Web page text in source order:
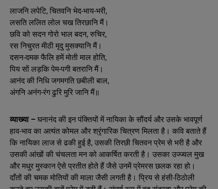
लाजनि लपेटि, चितवनि भेद-भाय-भरी,
लसति ललित लोल चख तिरछानि मैं।
छवि को सदन गोरो भाल बदन, रुचिर,
रस निचुरत मीठी मृदु मुसक्यानि मैं।
दसन-दमक फैलि हमें मोती माल होति,
पिय सों लड़कि पेम-पगी बतरानि मैं।
आनंद की निधि जगमगति छबीली बाल,
अंगनि अनंग-रंग ढुरि मुरि जानि मैं॥
व्याख्या – घनानंद की इन पंक्तियों में नायिका के सौंदर्य और उसके भावपूर्ण
हाव-भाव का अत्यंत कोमल और श्रृंगारिक चित्रण मिलता है। कवि बताते हैं
कि नायिका लाज से ढकी हुई है, उसकी तिरछी चितवन प्रेम से भरी है और
उसकी आंखों की चंचलता मन को आकर्षित करती है। उसका उज्ज्वल मुख
और मधुर मुस्कान ऐसे प्रतीत होते हैं जैसे उनमें प्रेमरस छलक रहा हो।
दाँतों की चमक मोतियों की माला जैसी लगती है। प्रिय से हंसी-ठिठोली